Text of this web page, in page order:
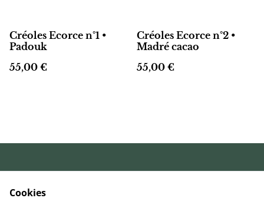
Créoles Ecorce n°1 •
Padouk
55,00 €
Créoles Ecorce n°2 •
Madré cacao
55,00 €
générales de vente
Cookies